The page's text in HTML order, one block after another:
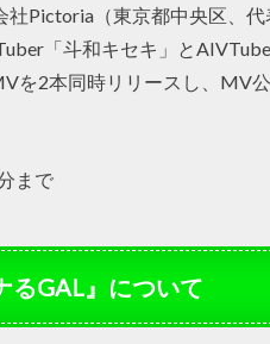
Pictoria（東京都中央区、
「斗和キセキ」と
を2本同時リリースし、MV
まで
るGAL』について